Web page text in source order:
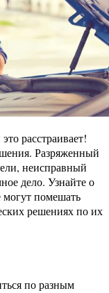
расстраивает!
Разряженный
неисправный
дело. Узнайте о
могут помешать
решениях по их
по разным